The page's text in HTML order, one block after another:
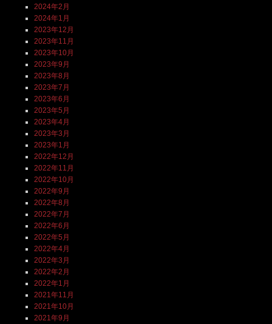
2024年2月
2024年1月
2023年12月
2023年11月
2023年10月
2023年9月
2023年8月
2023年7月
2023年6月
2023年5月
2023年4月
2023年3月
2023年1月
2022年12月
2022年11月
2022年10月
2022年9月
2022年8月
2022年7月
2022年6月
2022年5月
2022年4月
2022年3月
2022年2月
2022年1月
2021年11月
2021年10月
2021年9月